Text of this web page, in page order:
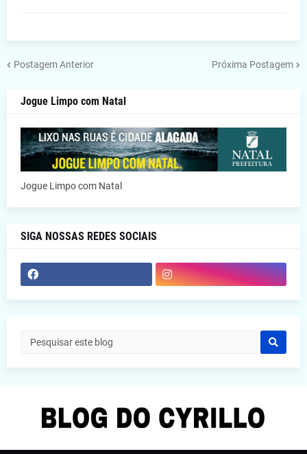
Postagem Anterior Próxima Postagem
Jogue Limpo com Natal
Jogue Limpo com Natal
SIGA NOSSAS REDES SOCIAIS